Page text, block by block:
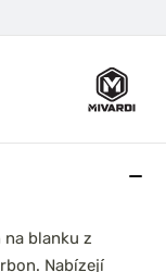
blanku z
Nabízejí